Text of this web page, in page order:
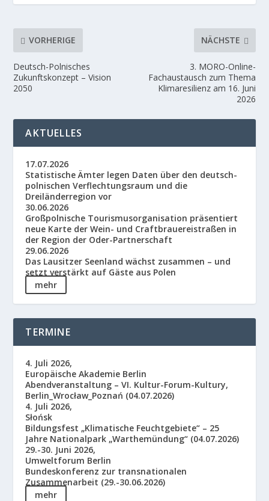
VORHERIGE
Deutsch-Polnisches
Zukunftskonzept – Vision
2050
NÄCHSTE
3. MORO-Online-
Fachaustausch zum Thema
Klimaresilienz am 16. Juni
2026
AKTUELLES
17.07.2026
Statistische Ämter legen Daten über den deutsch-
polnischen Verflechtungsraum und die
Dreiländerregion vor
30.06.2026
Großpolnische Tourismusorganisation präsentiert
neue Karte der Wein- und Craftbrauereistraßen in
der Region der Oder-Partnerschaft
29.06.2026
Das Lausitzer Seenland wächst zusammen – und
setzt verstärkt auf Gäste aus Polen
mehr
TERMINE
4. Juli 2026,
Europäische Akademie Berlin
Abendveranstaltung – VI. Kultur-Forum-Kultury,
Berlin_Wrocław_Poznań (04.07.2026)
4. Juli 2026,
Słońsk
Bildungsfest „Klimatische Feuchtgebiete“ – 25
Jahre Nationalpark „Warthemündung“ (04.07.2026)
29.-30. Juni 2026,
Umweltforum Berlin
Bundeskonferenz zur transnationalen
Zusammenarbeit (29.-30.06.2026)
mehr